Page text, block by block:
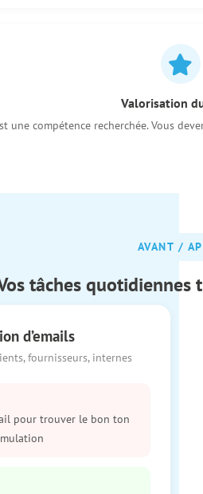
Valorisation
une compétence recherchée. Vous
AVANT /
tâches quotidiennes
d’emails
fournisseurs, internes
pour trouver le bon ton